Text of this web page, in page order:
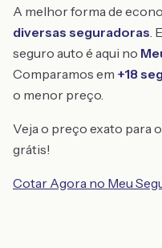
A melhor forma de
diversas seguradoras.
seguro auto é aqui no
Comparamos em +18
o menor preço.
Veja o preço exato para
grátis!
Cotar Agora no Meu